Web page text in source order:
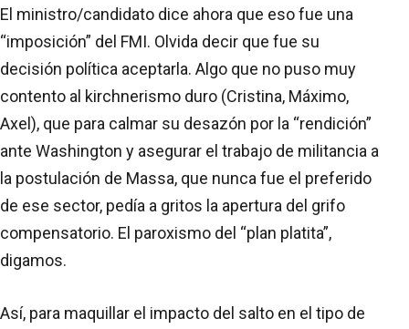
El ministro/candidato dice ahora que eso fue una
“imposición” del FMI. Olvida decir que fue su
decisión política aceptarla. Algo que no puso muy
contento al kirchnerismo duro (Cristina, Máximo,
Axel), que para calmar su desazón por la “rendición”
ante Washington y asegurar el trabajo de militancia a
la postulación de Massa, que nunca fue el preferido
de ese sector, pedía a gritos la apertura del grifo
compensatorio. El paroxismo del “plan platita”,
digamos.
Así, para maquillar el impacto del salto en el tipo de